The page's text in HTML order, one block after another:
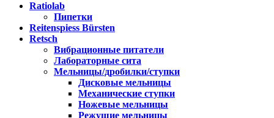
Ratiolab
Пипетки
Reitenspiess Bürsten
Retsch
Вибрационные питатели
Лабораторные сита
Мельницы/дробилки/ступки
Дисковые мельницы
Механические ступки
Ножевые мельницы
Режущие мельницы